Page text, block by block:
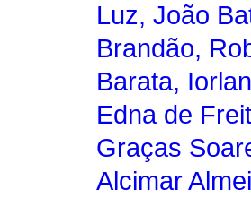
Luz, João
Brandão,
Barata,
Edna de
Graças
Alcimar